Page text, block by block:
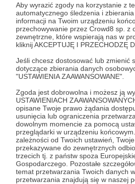
Aby wyrazić zgody na korzystanie z
automatycznego śledzenia i
informacji na Twoim urządzeniu
przechowywanie przez Crowd8 sp. z
zewnętrzne, które wspierają nas w
kliknij AKCEPTUJĘ I PRZECHODZĘ
Jeśli chcesz dostosować lub zmienić
dotyczące zbierania danych
"USTAWIENIA ZAAWANSOWANE".
Zgoda jest dobrowolna i możesz ją
USTAWIENIACH
opisane Twoje prawo żądania
usunięcia lub ograniczenia
dowolnym momencie za pomocą
przeglądarki w urządzeniu
zależności od Twoich ustawień,
przekazywane do zewnętrznych
trzecich tj. z państw spoza
Gospodarczego. Pozostałe
temat przetwarzania Twoich danych
przetwarzania znajdują się w naszej
* Zapoznałem się i akceptuję
Prywatności.
* Wyrażam zgodę na przetwarzanie
osobowych podanych w formularzu
prawidłowego świadczenia usług
Wyrażam zgodę na otrzymywanie
informacji handlowych -
zmieniona w ustawieniach konta.